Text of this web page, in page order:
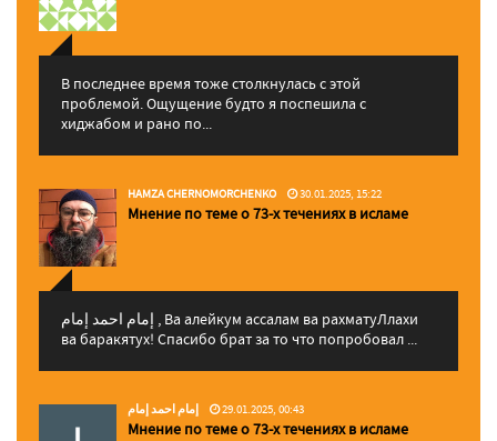
В последнее время тоже столкнулась с этой
проблемой. Ощущение будто я поспешила с
хиджабом и рано по...
HAMZA CHERNOMORCHENKO 30.01.2025, 15:22
Мнение по теме о 73-х течениях в исламе
إمام احمد إمام , Ва алейкум ассалам ва рахматуЛлахи
ва баракятух! Спасибо брат за то что попробовал ...
إمام احمد إمام 29.01.2025, 00:43
Мнение по теме о 73-х течениях в исламе